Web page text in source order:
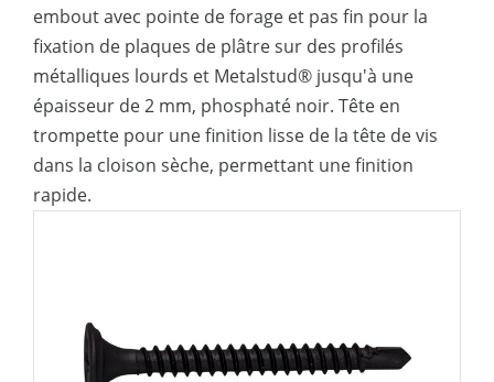
embout avec pointe de forage et pas fin pour la
fixation de plaques de plâtre sur des profilés
métalliques lourds et Metalstud® jusqu'à une
épaisseur de 2 mm, phosphaté noir. Tête en
trompette pour une finition lisse de la tête de vis
dans la cloison sèche, permettant une finition
rapide.